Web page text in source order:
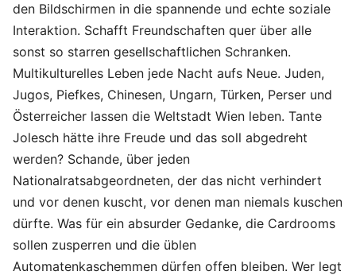
den Bildschirmen in die spannende und echte soziale
Interaktion. Schafft Freundschaften quer über alle
sonst so starren gesellschaftlichen Schranken.
Multikulturelles Leben jede Nacht aufs Neue. Juden,
Jugos, Piefkes, Chinesen, Ungarn, Türken, Perser und
Österreicher lassen die Weltstadt Wien leben. Tante
Jolesch hätte ihre Freude und das soll abgedreht
werden? Schande, über jeden
Nationalratsabgeordneten, der das nicht verhindert
und vor denen kuscht, vor denen man niemals kuschen
dürfte. Was für ein absurder Gedanke, die Cardrooms
sollen zusperren und die üblen
Automatenkaschemmen dürfen offen bleiben. Wer legt